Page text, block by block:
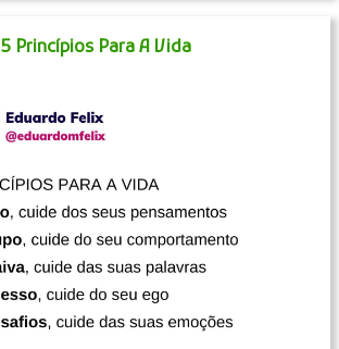
5 Princípios Para A Vida